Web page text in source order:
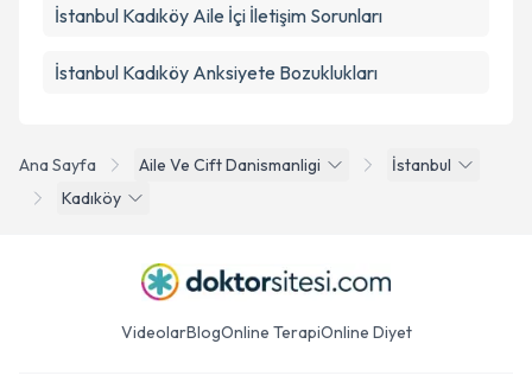
Ana Sayfa Aile Ve Cift Danismanligi
İstanbul
Kadıköy
İstanbul Kadıköy Aile İçi İletişim Sorunları
İstanbul Kadıköy Anksiyete Bozuklukları
VideolarBlogOnline TerapiOnline Diyet